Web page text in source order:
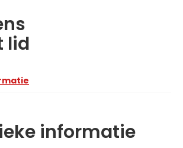
lid
informatie